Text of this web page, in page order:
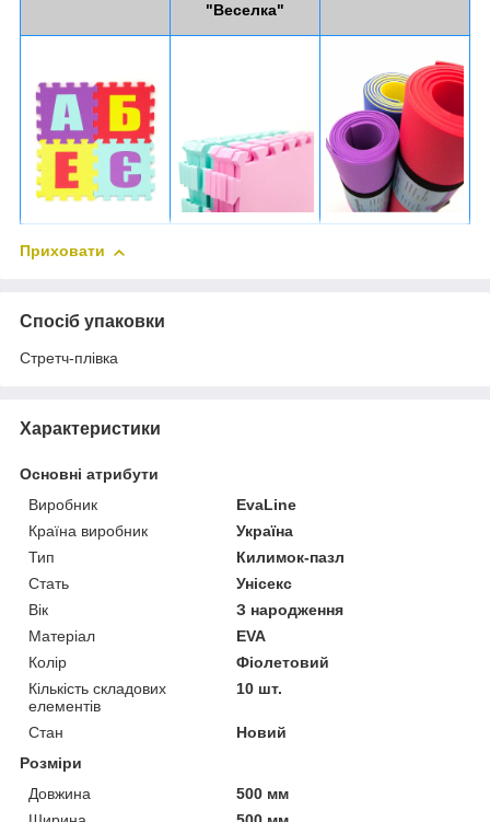
"Веселка"
Приховати
Спосіб упаковки
Стретч-плівка
Характеристики
Основні атрибути
Виробник
EvaLine
Країна виробник
Україна
Тип
Килимок-пазл
Стать
Унісекс
Вік
З народження
Матеріал
EVA
Колір
Фіолетовий
Кількість складових
елементів
10 шт.
Стан
Новий
Розміри
Довжина
500 мм